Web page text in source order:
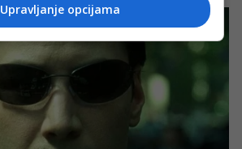
Upravljanje opcijama